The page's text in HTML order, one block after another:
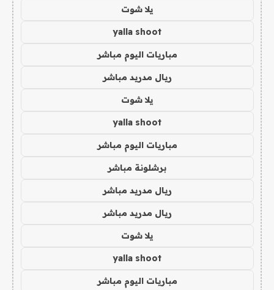
يلا شوت
yalla shoot
مباريات اليوم مباشر
ريال مدريد مباشر
يلا شوت
yalla shoot
مباريات اليوم مباشر
برشلونة مباشر
ريال مدريد مباشر
ريال مدريد مباشر
يلا شوت
yalla shoot
مباريات اليوم مباشر